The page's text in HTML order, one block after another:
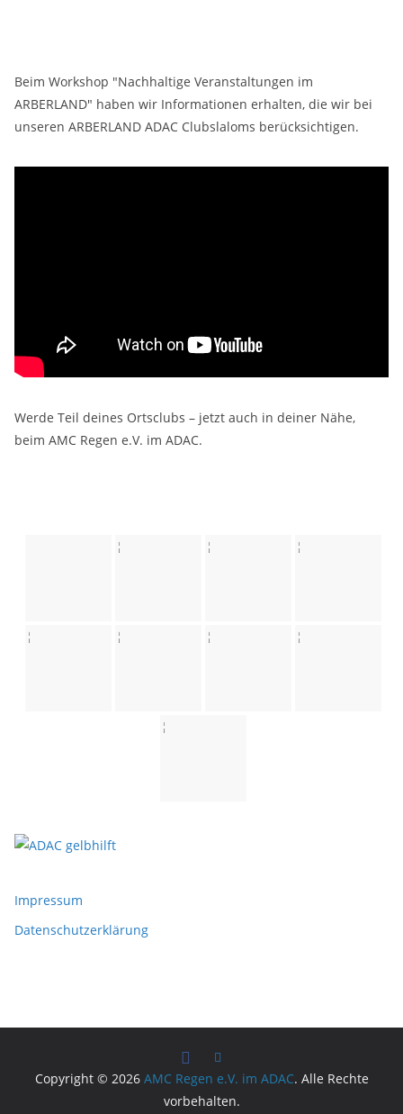
Beim Workshop "Nachhaltige Veranstaltungen im
ARBERLAND" haben wir Informationen erhalten, die wir bei
unseren ARBERLAND ADAC Clubslaloms berücksichtigen.
Werde Teil deines Ortsclubs – jetzt auch in deiner Nähe,
beim AMC Regen e.V. im ADAC.
Impressum
Datenschutzerklärung
Copyright © 2026 AMC Regen e.V. im ADAC. Alle Rechte
vorbehalten.